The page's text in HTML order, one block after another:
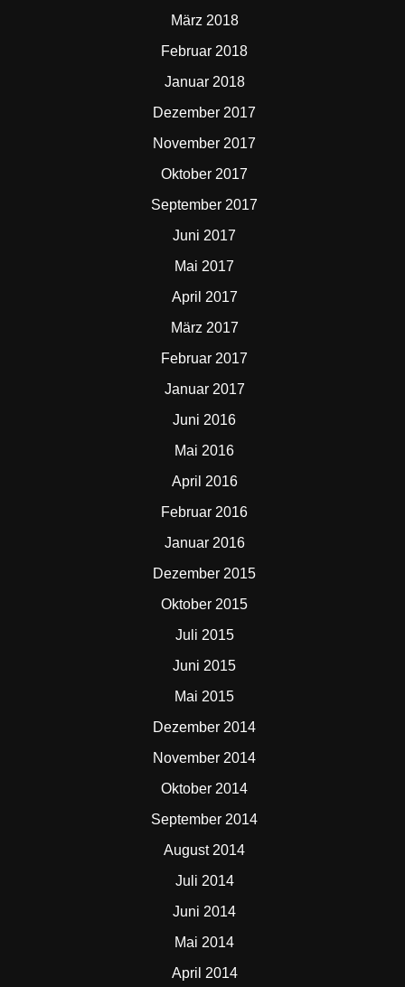
März 2018
Februar 2018
Januar 2018
Dezember 2017
November 2017
Oktober 2017
September 2017
Juni 2017
Mai 2017
April 2017
März 2017
Februar 2017
Januar 2017
Juni 2016
Mai 2016
April 2016
Februar 2016
Januar 2016
Dezember 2015
Oktober 2015
Juli 2015
Juni 2015
Mai 2015
Dezember 2014
November 2014
Oktober 2014
September 2014
August 2014
Juli 2014
Juni 2014
Mai 2014
April 2014